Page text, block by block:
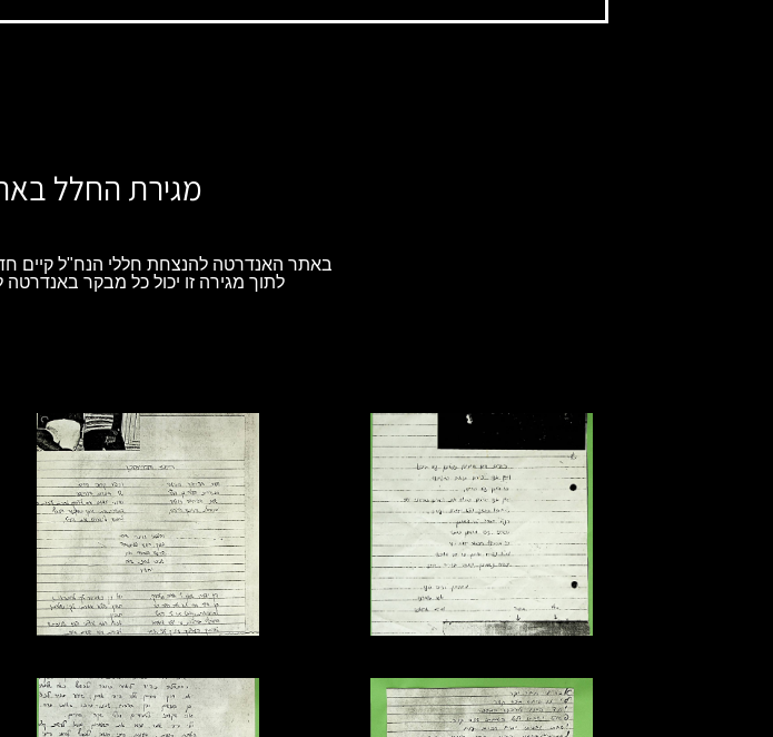
מגירת החלל
באתר האנדרטה להנצחת חללי הנח"ל קיים
לתוך מגירה זו יכול כל מבקר